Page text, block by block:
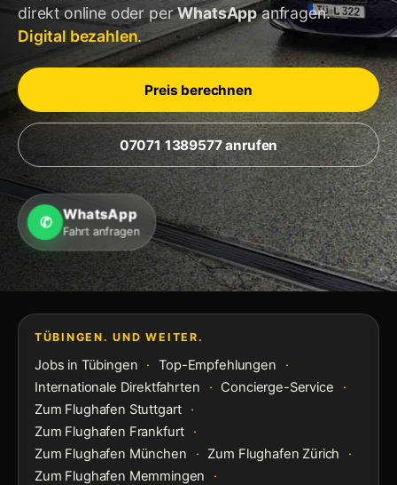
direkt online oder perWhatsAppanfragen.
Digital bezahlen.
Preis berechnen
07071 1389577 anrufen
✆ WhatsApp
Fahrt anfragen
TÜBINGEN. UND WEITER.
Jobs in Tübingen · Top-Empfehlungen
·
Internationale Direktfahrten
· Concierge-Service
·
Zum Flughafen Stuttgart
·
Zum Flughafen Frankfurt
·
Zum Flughafen München
· Zum Flughafen Zürich
·
Zum Flughafen Memmingen
·